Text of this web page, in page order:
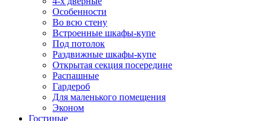
Особенности
Во всю стену
Встроенные шкафы-купе
Под потолок
Раздвижные шкафы-купе
Открытая секция посередине
Распашные
Гардероб
Для маленького помещения
Эконом
Гостиные